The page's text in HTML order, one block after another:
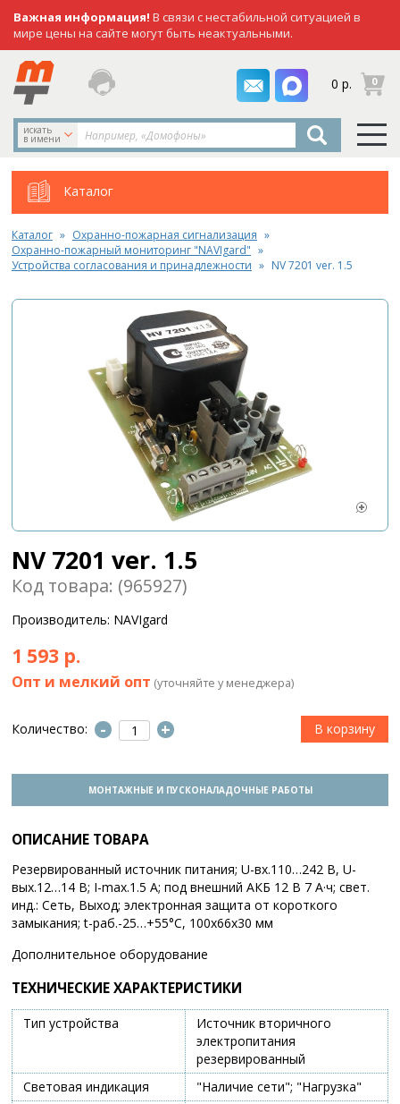
Важная информация! В связи с нестабильной ситуацией в
мире цены на сайте могут быть неактуальными.
0 р. 0
искать
в имени
Каталог
Каталог
Охранно-пожарная сигнализация
Охранно-пожарный мониторинг "NAVIgard"
Устройства согласования и принадлежности
NV 7201 ver. 1.5
NV 7201 ver. 1.5
Код товара: (965927)
Производитель: NAVIgard
1 593 р.
Опт и мелкий опт (уточняйте у менеджера)
Количество: - +
МОНТАЖНЫЕ И ПУСКОНАЛАДОЧНЫЕ РАБОТЫ
ОПИСАНИЕ ТОВАРА
Резервированный источник питания; U-вх.110…242 В, U-
вых.12…14 В; I-max.1.5 А; под внешний АКБ 12 В 7 А·ч; свет.
инд.: Сеть, Выход; электронная защита от короткого
замыкания; t-раб.-25…+55°C, 100х66х30 мм
Дополнительное оборудование
ТЕХНИЧЕСКИЕ ХАРАКТЕРИСТИКИ
Тип устройства
Источник вторичного
электропитания
резервированный
Световая индикация
"Наличие сети"; "Нагрузка"